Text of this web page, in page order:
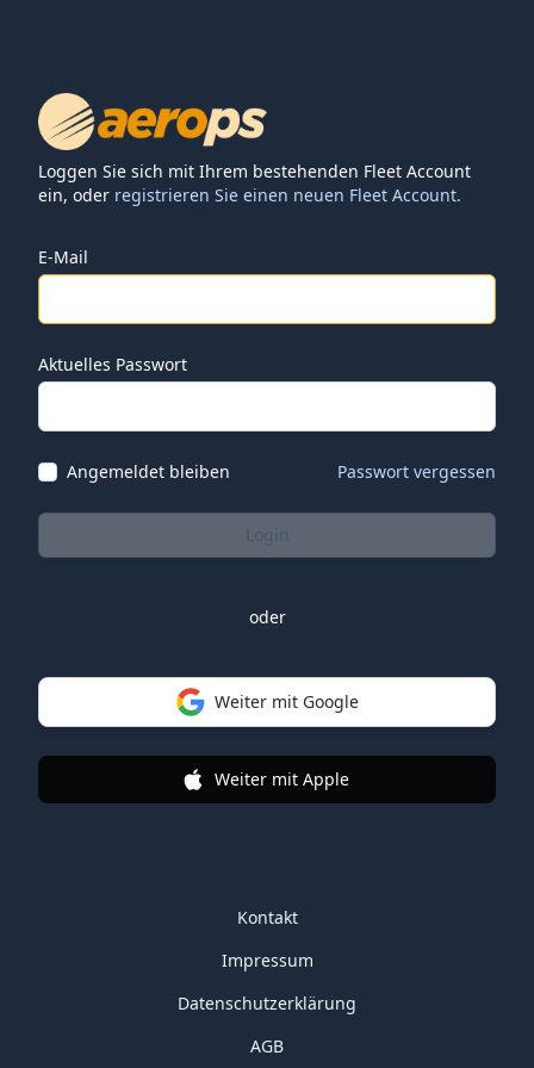
Loggen Sie sich mit Ihrem bestehenden Fleet Account
ein, oder registrieren Sie einen neuen Fleet Account.
E-Mail
Aktuelles Passwort
Angemeldet bleiben Passwort vergessen
oder
Weiter mit Google
Weiter mit Apple
Kontakt
Impressum
Datenschutzerklärung
AGB